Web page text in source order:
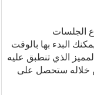
الجلسات
البدء بها بالوقت
الذي تنطبق عليه
خلاله ستحصل على